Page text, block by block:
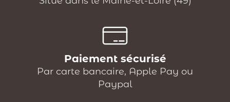
Paiement sécurisé
Par carte bancaire, Apple Pay ou
Paypal